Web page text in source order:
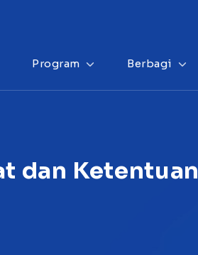
Program Berbagi
dan Ketentuan